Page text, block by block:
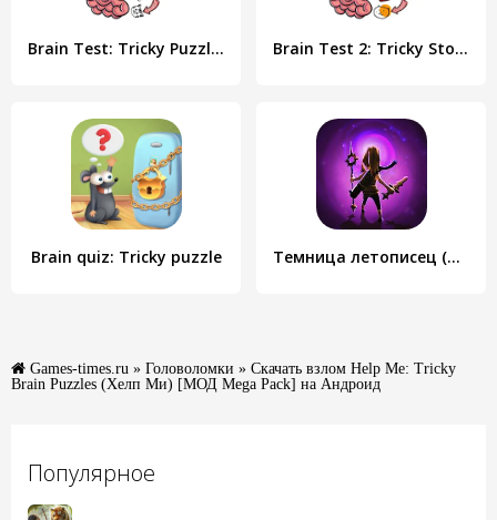
Популярное
Brain Test: Tricky Puzzles Brain Test 2: Tricky Stories
Brain quiz: Tricky puzzle Темница летописец (Dungeon Chronicle)
Games-times.ru » Головоломки » Скачать взлом Help Me: Tricky
Brain Puzzles (Хелп Ми) [МОД Mega Pack] на Андроид